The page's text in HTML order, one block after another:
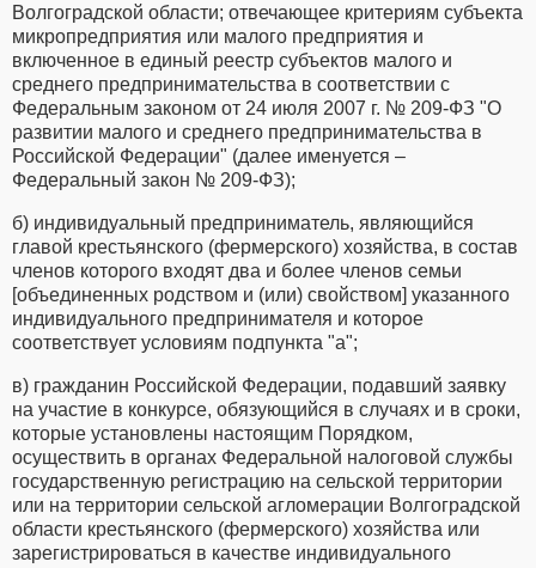
Волгоградской области; отвечающее критериям субъекта
микропредприятия или малого предприятия и
включенное в единый реестр субъектов малого и
среднего предпринимательства в соответствии с
Федеральным законом от 24 июля 2007 г. № 209-ФЗ "О
развитии малого и среднего предпринимательства в
Российской Федерации" (далее именуется –
Федеральный закон № 209-ФЗ);
б) индивидуальный предприниматель, являющийся
главой крестьянского (фермерского) хозяйства, в состав
членов которого входят два и более членов семьи
[объединенных родством и (или) свойством] указанного
индивидуального предпринимателя и которое
соответствует условиям подпункта "а";
в) гражданин Российской Федерации, подавший заявку
на участие в конкурсе, обязующийся в случаях и в сроки,
которые установлены настоящим Порядком,
осуществить в органах Федеральной налоговой службы
государственную регистрацию на сельской территории
или на территории сельской агломерации Волгоградской
области крестьянского (фермерского) хозяйства или
зарегистрироваться в качестве индивидуального